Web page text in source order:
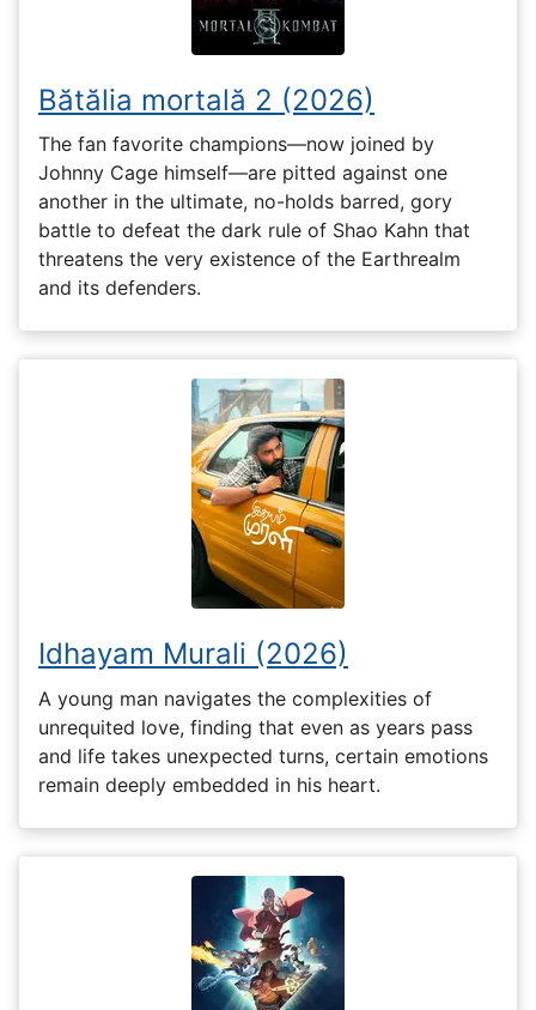
Bătălia mortală 2 (2026)
The fan favorite champions—now joined by
Johnny Cage himself—are pitted against one
another in the ultimate, no-holds barred, gory
battle to defeat the dark rule of Shao Kahn that
threatens the very existence of the Earthrealm
and its defenders.
Idhayam Murali (2026)
A young man navigates the complexities of
unrequited love, finding that even as years pass
and life takes unexpected turns, certain emotions
remain deeply embedded in his heart.